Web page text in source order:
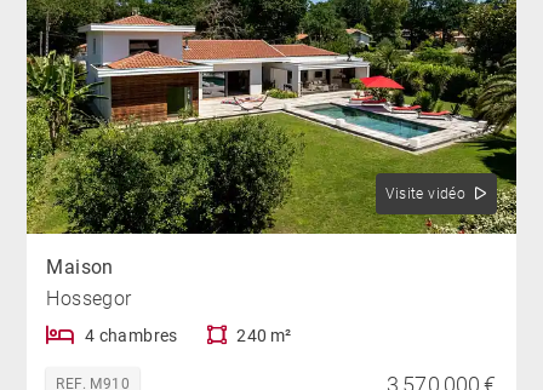
Visite vidéo
Maison
Hossegor
4 chambres 240 m²
REF. M910 3 570 000 €